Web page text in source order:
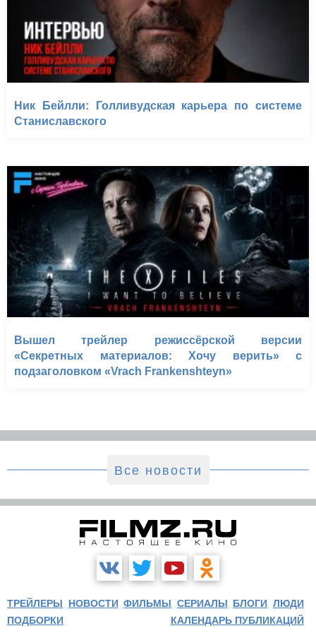
Ник Бейлли: Голливудская карьера по системе
Станиславского
Вышел трейлер режиссёрской версии
«Секретных материалов: Хочу верить» с
подзаголовком «Vrach Frankenshteyn»
Все новости
ТРЕЙЛЕРЫ НОВОСТИ ФИЛЬМЫ СЕРИАЛЫ БЛОГИ ЛЮДИ
ПОДБОРКИ
КАЛЕНДАРЬ ПУБЛИКАЦИЙ